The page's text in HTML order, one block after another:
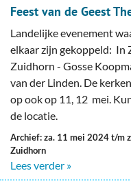
Feest van de Geest
Landelijke evenement
elkaar zijn gekoppeld: In
Zuidhorn - Gosse
van der Linden. De
op ook op 11, 12 mei.
de locatie.
Archief: za. 11 mei 2024 t/m
Zuidhorn
Lees verder »